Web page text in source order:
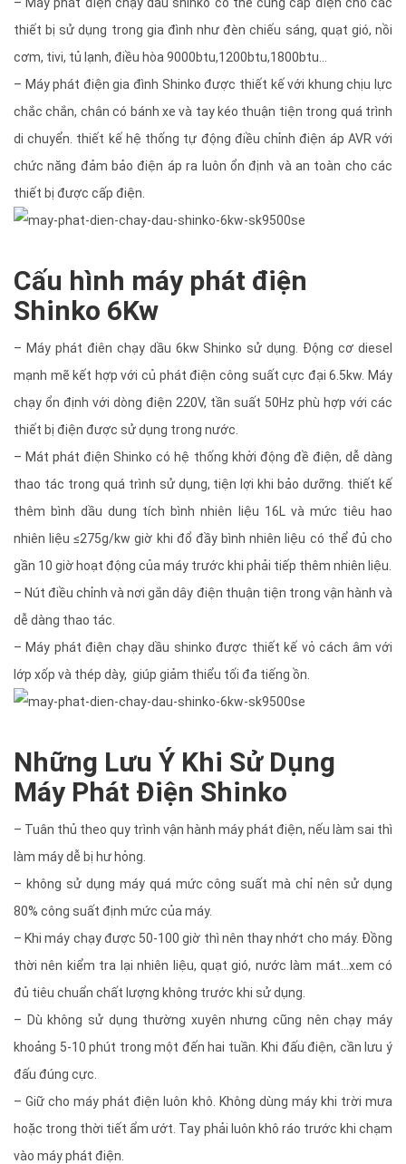
thiết bị sử dụng trong gia đình như đèn chiếu sáng, quạt gió, nồi
cơm, tivi, tủ lạnh, điều hòa 9000btu,1200btu,1800btu…
– Máy phát điện gia đình Shinko được thiết kế với khung chịu lực
chắc chắn, chân có bánh xe và tay kéo thuận tiện trong quá trình
di chuyển. thiết kế hệ thống tự động điều chỉnh điện áp AVR với
chức năng đảm bảo điện áp ra luôn ổn định và an toàn cho các
thiết bị được cấp điện.
Cấu hình máy phát điện
Shinko 6Kw
– Máy phát điên chạy dầu 6kw Shinko sử dụng. Động cơ diesel
mạnh mẽ kết hợp với củ phát điện công suất cực đại 6.5kw. Máy
chạy ổn định với dòng điện 220V, tần suất 50Hz phù hợp với các
thiết bị điện được sử dụng trong nước.
– Mát phát điện Shinko có hệ thống khởi động đề điện, dễ dàng
thao tác trong quá trình sử dụng, tiện lợi khi bảo dưỡng. thiết kế
thêm bình dầu dung tích bình nhiên liệu 16L và mức tiêu hao
nhiên liệu ≤275g/kw giờ khi đổ đầy bình nhiên liệu có thể đủ cho
gần 10 giờ hoạt động của máy trước khi phải tiếp thêm nhiên liệu.
– Nút điều chỉnh và nơi gắn dây điện thuận tiện trong vận hành và
dễ dàng thao tác.
– Máy phát điện chạy dầu shinko được thiết kế vỏ cách âm với
lớp xốp và thép dày, giúp giảm thiểu tối đa tiếng ồn.
Những Lưu Ý Khi Sử Dụng
Máy Phát Điện Shinko
– Tuân thủ theo quy trình vận hành máy phát điện, nếu làm sai thì
làm máy dễ bị hư hỏng.
– không sử dụng máy quá mức công suất mà chỉ nên sử dụng
80% công suất định mức của máy.
– Khi máy chạy được 50-100 giờ thì nên thay nhớt cho máy. Đồng
thời nên kiểm tra lại nhiên liệu, quạt gió, nước làm mát…xem có
đủ tiêu chuẩn chất lượng không trước khi sử dụng.
– Dù không sử dụng thường xuyên nhưng cũng nên chạy máy
khoảng 5-10 phút trong một đến hai tuần. Khi đấu điện, cần lưu ý
đấu đúng cực.
– Giữ cho máy phát điện luôn khô. Không dùng máy khi trời mưa
hoặc trong thời tiết ẩm ướt. Tay phải luôn khô ráo trước khi chạm
vào máy phát điện.